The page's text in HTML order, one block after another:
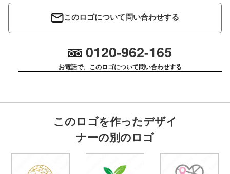
このロゴについて問い合わせする
0120-962-165
お電話で、このロゴについて問い合わせする
このロゴを作ったデザイ
ナーの別のロゴ